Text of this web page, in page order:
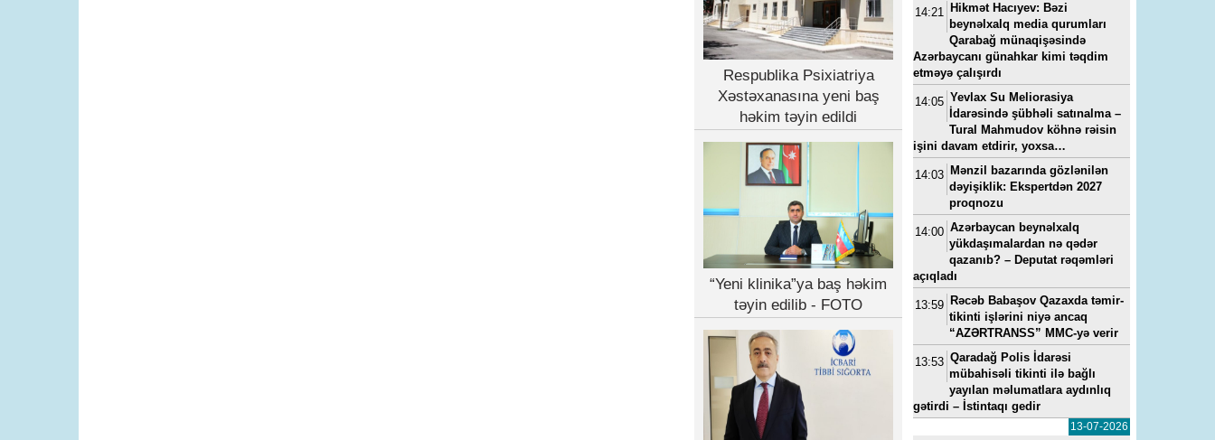
Respublika Psixiatriya
Xəstəxanasına yeni baş
həkim təyin edildi
“Yeni klinika”ya baş həkim
təyin edilib - FOTO
14:21 Hikmət Hacıyev: Bəzi
beynəlxalq media qurumları
Qarabağ münaqişəsində
Azərbaycanı günahkar kimi təqdim
etməyə çalışırdı
14:05 Yevlax Su Meliorasiya
İdarəsində şübhəli satınalma –
Tural Mahmudov köhnə rəisin
işini davam etdirir, yoxsa…
14:03 Mənzil bazarında gözlənilən
dəyişiklik: Ekspertdən 2027
proqnozu
14:00 Azərbaycan beynəlxalq
yükdaşımalardan nə qədər
qazanıb? – Deputat rəqəmləri
açıqladı
13:59 Rəcəb Babaşov Qazaxda təmir-
tikinti işlərini niyə ancaq
“AZƏRTRANSS” MMC-yə verir
13:53 Qaradağ Polis İdarəsi
mübahisəli tikinti ilə bağlı
yayılan məlumatlara aydınlıq
gətirdi – İstintaqı gedir
13-07-2026